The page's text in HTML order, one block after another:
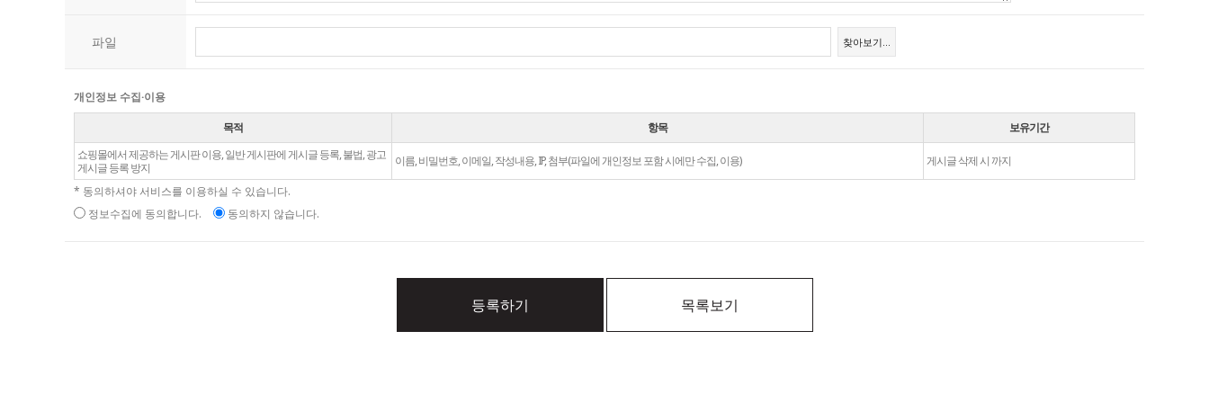
파일 찾아보기...
개인정보 수집·이용
목적
항목
보유기간
쇼핑몰에서 제공하는 게시판 이용, 일반 게시판에 게시글 등록, 불법, 광고
게시글 등록 방지
이름, 비밀번호, 이메일, 작성내용, IP, 첨부(파일에 개인정보 포함 시에만 수집, 이용)
게시글 삭제 시 까지
* 동의하셔야 서비스를 이용하실 수 있습니다.
정보수집에 동의합니다.
동의하지 않습니다.
등록하기 목록보기